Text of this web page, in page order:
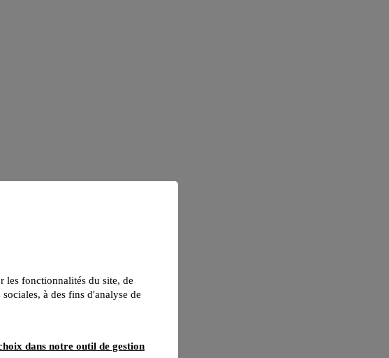
les fonctionnalités du site, de
à des fins d'analyse de
dans notre outil de gestion